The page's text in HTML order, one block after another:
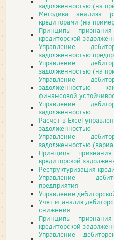
задолженностью (на
Методика анализа
кредиторами (на
Принципы
кредиторской
Управление
задолженностью
Управление
задолженностью (на
Управление
задолженностью
финансовой
Управление
задолженностью
Расчет в Excel
задолженностью
Управление
задолженностью
Принципы
кредиторской
Реструктуризация
Управление
предприятия
Управление
Учёт и анализ
снижения
Принципы
кредиторской
Управление